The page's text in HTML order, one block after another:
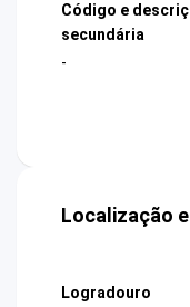
Código e
secundária
-
Localização
Logradouro